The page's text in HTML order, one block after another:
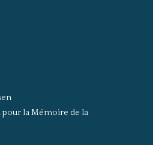
pour la Mémoire de la